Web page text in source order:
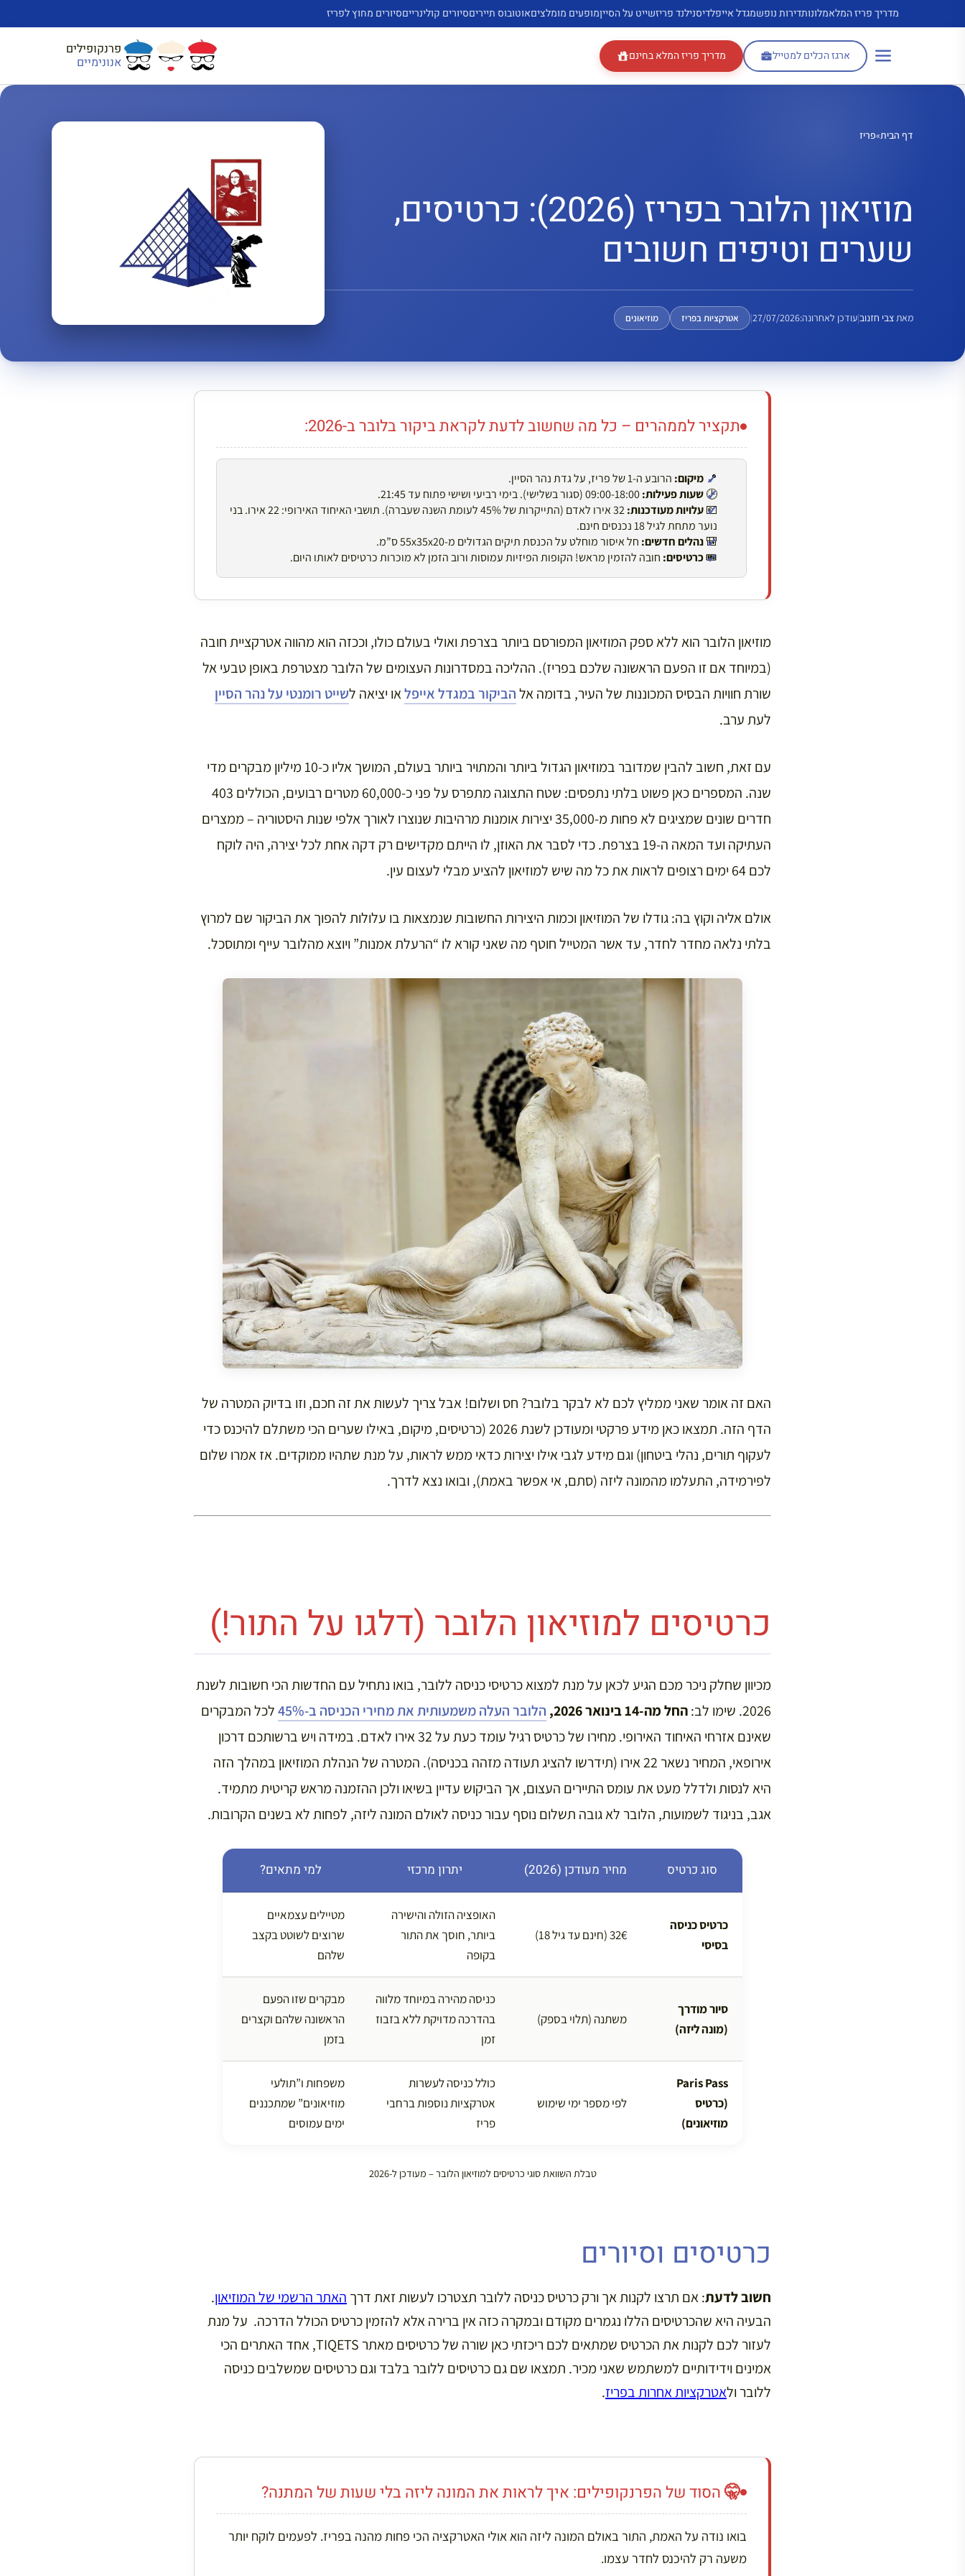
מדריך פריז המלאמלונותדירות נופשמגדל אייפלדיסנילנד פריזשייט על הסייןמופעים מומלציםאוטובוס תייריםסיורים קולינרייםסיורים מחוץ לפריז
ארגז הכלים למטייל מדריך פריז המלא בחינם פרנקופילים
אנונימיים
דף הבית»פריז
מוזיאון הלובר בפריז (2026): כרטיסים,
שערים וטיפים חשובים
מאתצבי חזנוב|עודכן לאחרונה:27/07/2026
| אטרקציות בפריז מוזיאונים
תקציר לממהרים – כל מה שחשוב לדעת לקראת ביקור בלובר ב-2026:
📍 מיקום: הרובע ה-1 של פריז, על גדת נהר הסיין.
🕒שעות פעילות:
💶עלויות מעודכנות:
32 אירו לאדם (התייקרות של 45% לעומת השנה שעברה). תושבי האיחוד האירופי: 22 אירו. בני
נוער מתחת לגיל 18 נכנסים חינם.
🎒נהלים חדשים: חל איסור מוחלט על הכנסת תיקים הגדולים מ-55x35x20 ס”מ.
🎟️כרטיסים: חובה להזמין מראש! הקופות הפיזיות עמוסות ורוב הזמן לא מוכרות כרטיסים לאותו היום.
מוזיאון הלובר הוא ללא ספק המוזיאון המפורסם ביותר בצרפת ואולי בעולם כולו, וככזה הוא מהווה אטרקציית חובה
(במיוחד אם זו הפעם הראשונה שלכם בפריז). ההליכה במסדרונות העצומים של הלובר מצטרפת באופן טבעי אל
שורת חוויות הבסיס המכוננות של העיר, בדומה אלהביקור במגדל אייפלאו יציאה לשייט רומנטי על נהר הסיין
לעת ערב.
עם זאת, חשוב להבין שמדובר במוזיאון הגדול ביותר והמתויר ביותר בעולם, המושך אליו כ-10 מיליון מבקרים מדי
שנה. המספרים כאן פשוט בלתי נתפסים: שטח התצוגה מתפרס על פני כ-60,000 מטרים רבועים, הכוללים 403
חדרים שונים שמציגים לא פחות מ-35,000 יצירות אומנות מרהיבות שנוצרו לאורך אלפי שנות היסטוריה – ממצרים
העתיקה ועד המאה ה-19 בצרפת. כדי לסבר את האוזן, לו הייתם מקדישים רק דקה אחת לכל יצירה, היה לוקח
לכם 64 ימים רצופים לראות את כל מה שיש למוזיאון להציע מבלי לעצום עין.
אולם אליה וקוץ בה: גודלו של המוזיאון וכמות היצירות החשובות שנמצאות בו עלולות להפוך את הביקור שם למרוץ
בלתי נלאה מחדר לחדר, עד אשר המטייל חוטף מה שאני קורא לו “הרעלת אמנות” ויוצא מהלובר עייף ומתוסכל.
האם זה אומר שאני ממליץ לכם לא לבקר בלובר? חס ושלום! אבל צריך לעשות את זה חכם, וזו בדיוק המטרה של
הדף הזה. תמצאו כאן מידע פרקטי ומעודכן לשנת 2026 (כרטיסים, מיקום, באילו שערים הכי משתלם להיכנס כדי
לעקוף תורים, נהלי ביטחון) וגם מידע לגבי אילו יצירות כדאי ממש לראות, על מנת שתהיו ממוקדים. אז אמרו שלום
לפירמידה, התעלמו מהמונה ליזה (סתם, אי אפשר באמת), ובואו נצא לדרך.
כרטיסים למוזיאון הלובר (דלגו על התור!)
מכיוון שחלק ניכר מכם הגיע לכאן על מנת למצוא כרטיסי כניסה ללובר, בואו נתחיל עם החדשות הכי חשובות לשנת
2026. שימו לב:
החל מה-14 בינואר 2026, הלובר העלה משמעותית את מחירי הכניסה ב-45%
לכל המבקרים
שאינם אזרחי האיחוד האירופי. מחירו של כרטיס רגיל עומד כעת על 32 אירו לאדם. במידה ויש ברשותכם דרכון
אירופאי, המחיר נשאר 22 אירו (תידרשו להציג תעודה מזהה בכניסה). המטרה של הנהלת המוזיאון במהלך הזה
היא לנסות ולדלל מעט את עומס התיירים העצום, אך הביקוש עדיין בשיאו ולכן ההזמנה מראש קריטית מתמיד.
אגב, בניגוד לשמועות, הלובר לא גובה תשלום נוסף עבור כניסה לאולם המונה ליזה, לפחות לא בשנים הקרובות.
סוג כרטיס מחיר מעודכן (2026) יתרון מרכזי למי מתאים?
כרטיס כניסה
בסיסי
32€ (חינם עד גיל 18)
האופציה הזולה והישירה
ביותר, חוסך את התור
בקופה
מטיילים עצמאיים
שרוצים לשוטט בקצב
שלהם
סיור מודרך
(מונה ליזה)
משתנה (תלוי בספק)
כניסה מהירה במיוחד מלווה
בהדרכה מדויקת ללא בזבוז
זמן
מבקרים שזו הפעם
הראשונה שלהם וקצרים
בזמן
Paris Pass
(כרטיס
מוזיאונים)
לפי מספר ימי שימוש
כולל כניסה לעשרות
אטרקציות נוספות ברחבי
פריז
משפחות ו”תולעי
מוזיאונים” שמתכננים
ימים עמוסים
טבלת השוואת סוגי כרטיסים למוזיאון הלובר – מעודכן ל-2026
כרטיסים וסיורים
חשוב לדעת: אם תרצו לקנות אך ורק כרטיס כניסה ללובר תצטרכו לעשות זאת דרך האתר הרשמי של המוזיאון.
הבעיה היא שהכרטיסים הללו נגמרים מקודם ובמקרה כזה אין ברירה אלא להזמין כרטיס הכולל הדרכה. על מנת
לעזור לכם לקנות את הכרטיס שמתאים לכם ריכזתי כאן שורה של כרטיסים מאתר TIQETS, אחד האתרים הכי
אמינים וידידותיים למשתמש שאני מכיר. תמצאו שם גם כרטיסים ללובר בלבד וגם כרטיסים שמשלבים כניסה
ללובר ולאטרקציות אחרות בפריז.
🤫 הסוד של הפרנקופילים: איך לראות את המונה ליזה בלי שעות של המתנה?
בואו נודה על האמת, התור באולם המונה ליזה הוא אולי האטרקציה הכי פחות מהנה בפריז. לפעמים לוקח יותר
משעה רק להיכנס לחדר עצמו.